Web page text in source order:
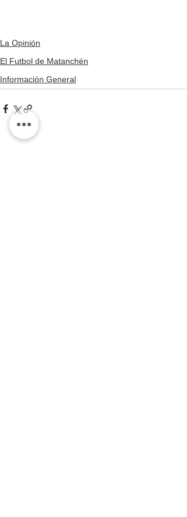
La Opinión
El Futbol de Matanchén
Información General